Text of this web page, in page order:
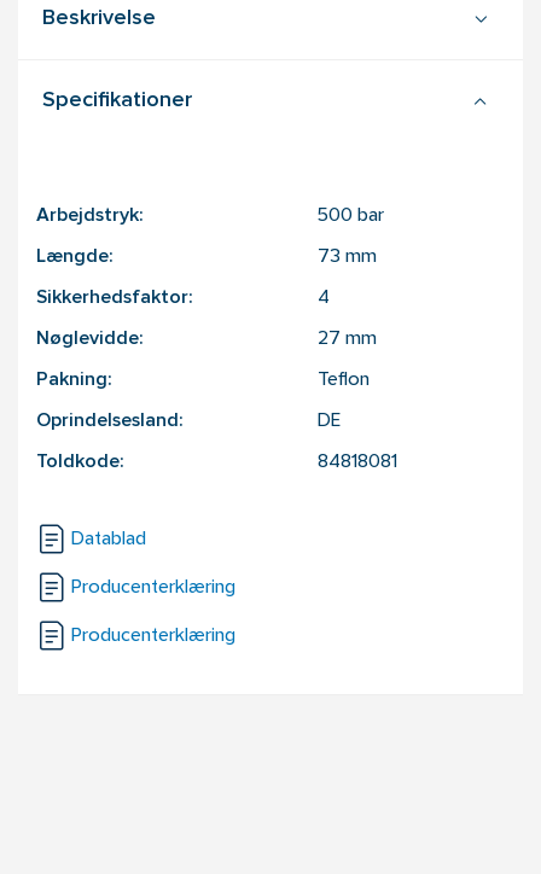
Beskrivelse
Specifikationer
Arbejdstryk: 500 bar
Længde: 73 mm
Sikkerhedsfaktor: 4
Nøglevidde: 27 mm
Pakning: Teflon
Oprindelsesland: DE
Toldkode: 84818081
Datablad
Producenterklæring
Producenterklæring